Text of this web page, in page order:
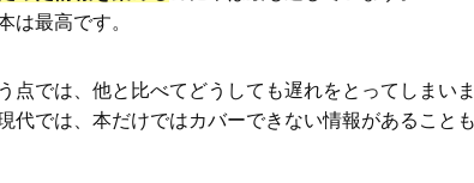
は最高です。
点では、他と比べてどうしても遅れをとってしまいま
代では、本だけではカバーできない情報があることも